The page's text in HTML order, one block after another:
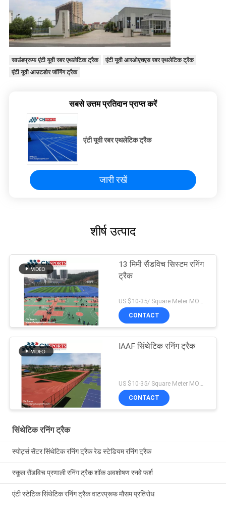
साउंडप्रूफ एंटी यूवी रबर एथलेटिक ट्रैक
एंटी यूवी आरओएचएस रबर एथलेटिक ट्रैक
एंटी यूवी आउटडोर जॉगिंग ट्रैक
सबसे उत्तम प्रतिदान प्राप्त करें
एंटी यूवी रबर एथलेटिक ट्रैक
जारी रखें
शीर्ष उत्पाद
13 मिमी सैंडविच सिस्टम रनिंग
ट्रैक
US $10-35/ Square Meter MOQ:/
CONTACT
IAAF सिंथेटिक रनिंग ट्रैक
US $10-35/ Square Meter MOQ:/
CONTACT
सिंथेटिक रनिंग ट्रैक
स्पोर्ट्स सेंटर सिंथेटिक रनिंग ट्रैक रेड स्टेडियम रनिंग ट्रैक
स्कूल सैंडविच प्रणाली रनिंग ट्रैक शॉक अवशोषण रनवे फर्श
एंटी स्टेटिक सिंथेटिक रनिंग ट्रैक वाटरप्रूफ मौसम प्रतिरोध